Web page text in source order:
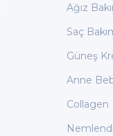
Ağız
Saç
Güneş
Anne
Collagen